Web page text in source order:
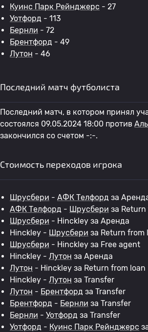
Куинс Парк Рейнджерс - 27
Уотфорд - 113
Бернли - 72
Брентфорд - 49
Лутон - 46
Последний матч футболиста
Последний матч, в котором принял
состоялся 09.05.2024 18:00 против
закончился со счетом -:-.
Стоимость переходов игрока
Шрусбери - АФК Телфорд за
АФК Телфорд - Шрусбери за
Шрусбери - Hinckley за Аренда
Hinckley - Шрусбери за Return from
Шрусбери - Hinckley за Free agent
Hinckley - Лутон за Аренда
Лутон - Hinckley за Return from loan
Hinckley - Лутон за Transfer
Лутон - Брентфорд за Transfer
Брентфорд - Бернли за Transfer
Бернли - Уотфорд за Transfer
Уотфорд - Куинс Парк Рейнджерс